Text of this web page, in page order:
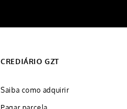
CREDIÁRIO GZT
Saiba como adquirir